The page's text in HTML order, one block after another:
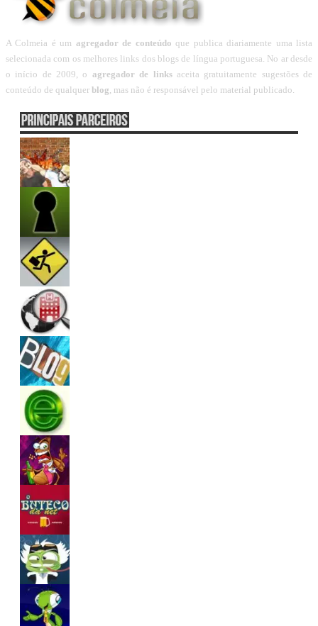
A Colmeia é um agregador de conteúdo que publica diariamente uma lista
selecionada com os melhores links dos blogs de língua portuguesa. No ar desde
o início de 2009, o agregador de linksaceita gratuitamente sugestões de
conteúdo de qualquer blog , mas não é responsável pelo material publicado.